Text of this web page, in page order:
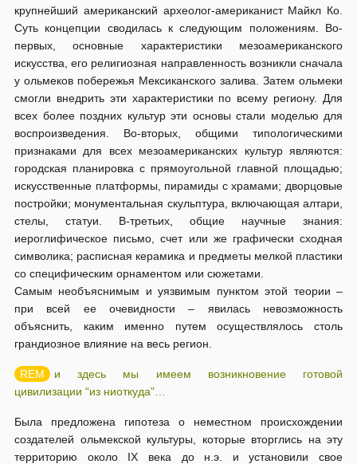
крупнейший американский археолог-американист Майкл Ко.
Суть концепции сводилась к следующим положениям. Во-
первых, основные характеристики мезоамериканского
искусства, его религиозная направленность возникли сначала
у ольмеков побережья Мексиканского залива. Затем ольмеки
смогли внедрить эти характеристики по всему региону. Для
всех более поздних культур эти основы стали моделью для
воспроизведения. Во-вторых, общими типологическими
признаками для всех мезоамериканских культур являются:
городская планировка с прямоугольной главной площадью;
искусственные платформы, пирамиды с храмами; дворцовые
постройки; монументальная скульптура, включающая алтари,
стелы, статуи. В-третьих, общие научные знания:
иероглифическое письмо, счет или же графически сходная
символика; расписная керамика и предметы мелкой пластики
со специфическим орнаментом или сюжетами.
Самым необъяснимым и уязвимым пунктом этой теории –
при всей ее очевидности – явилась невозможность
объяснить, каким именно путем осуществлялось столь
грандиозное влияние на весь регион.
и здесь мы имеем возникновение готовой
цивилизации “из ниоткуда”…
Была предложена гипотеза о неместном происхождении
создателей ольмекской культуры, которые вторглись на эту
территорию около IX века до н.э. и установили свое